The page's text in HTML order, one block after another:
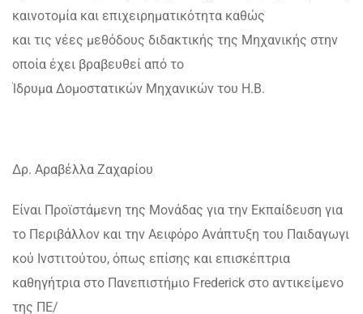
καινοτομία και επιχειρηματικότητα καθώς
και τις νέες μεθόδους διδακτικής της Μηχανικής στην
οποία έχει βραβευθεί από το
Ίδρυμα Δομοστατικών Μηχανικών του Η.Β.
Δρ. Αραβέλλα Ζαχαρίου
Είναι Προϊστάμενη της Μονάδας για την Εκπαίδευση για
το Περιβάλλον και την Αειφόρο Ανάπτυξη του Παιδαγωγι
κού Ινστιτούτου, όπως επίσης και επισκέπτρια
καθηγήτρια στο Πανεπιστήμιο Frederick στο αντικείμενο
της ΠΕ/